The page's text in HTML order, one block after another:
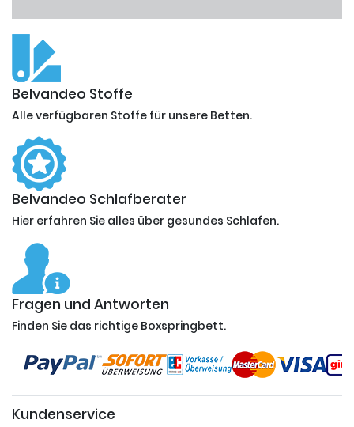
Belvandeo Stoffe
Alle verfügbaren Stoffe für unsere Betten.
Belvandeo Schlafberater
Hier erfahren Sie alles über gesundes Schlafen.
Fragen und Antworten
Finden Sie das richtige Boxspringbett.
Kundenservice